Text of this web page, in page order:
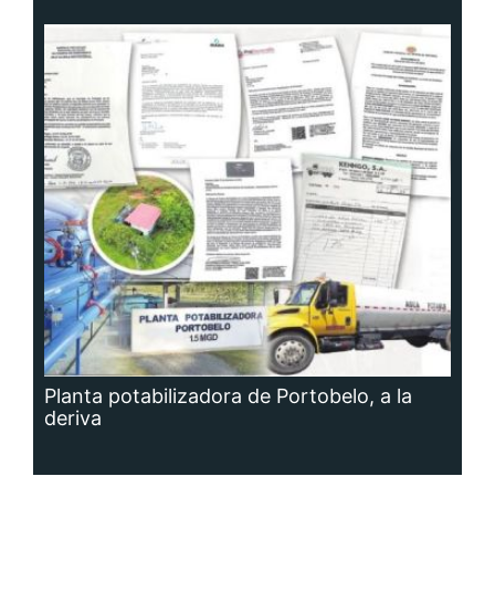
Planta potabilizadora de Portobelo, a la
deriva